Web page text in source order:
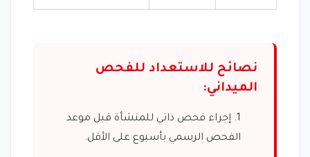
نصائح للاستعداد للفحص
الميداني:
إجراء فحص ذاتي للمنشأة قبل موعد
الفحص الرسمي بأسبوع على الأقل.